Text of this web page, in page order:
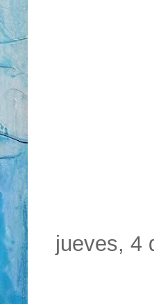
jueves, 4